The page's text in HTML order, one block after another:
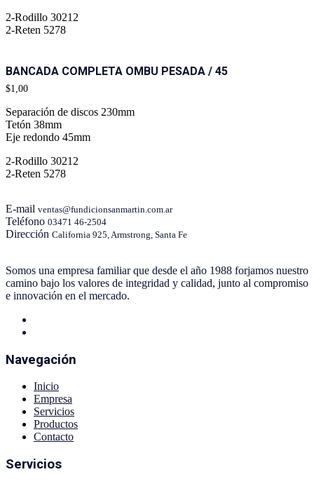
2-Rodillo 30212
2-Reten 5278
BANCADA COMPLETA OMBU PESADA / 45
$1,00
Separación de discos 230mm
Tetón 38mm
Eje redondo 45mm
2-Rodillo 30212
2-Reten 5278
E-mail ventas@fundicionsanmartin.com.ar
Teléfono 03471 46-2504
Dirección California 925, Armstrong, Santa Fe
Somos una empresa familiar que desde el año 1988 forjamos nuestro
camino bajo los valores de integridad y calidad, junto al compromiso
e innovación en el mercado.
Navegación
Inicio
Empresa
Servicios
Productos
Contacto
Servicios